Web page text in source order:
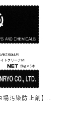
汚染防止剤】
ワイトクリー